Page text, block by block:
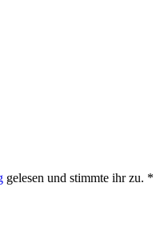
gelesen und stimmte ihr zu. *